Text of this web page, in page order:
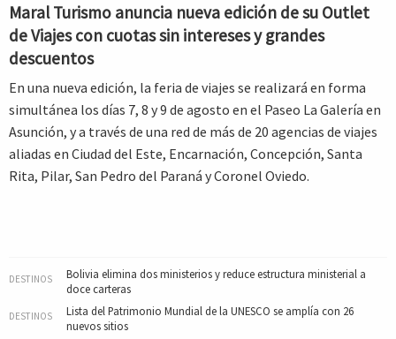
Maral Turismo anuncia nueva edición de su Outlet
de Viajes con cuotas sin intereses y grandes
descuentos
En una nueva edición, la feria de viajes se realizará en forma
simultánea los días 7, 8 y 9 de agosto en el Paseo La Galería en
Asunción, y a través de una red de más de 20 agencias de viajes
aliadas en Ciudad del Este, Encarnación, Concepción, Santa
Rita, Pilar, San Pedro del Paraná y Coronel Oviedo.
DESTINOS
Bolivia elimina dos ministerios y reduce estructura ministerial a
doce carteras
DESTINOS
Lista del Patrimonio Mundial de la UNESCO se amplía con 26
nuevos sitios